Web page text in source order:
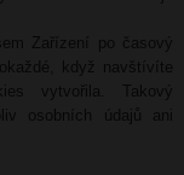
Zařízení po časový
když navštívíte
vytvořila. Takový
osobních údajů ani